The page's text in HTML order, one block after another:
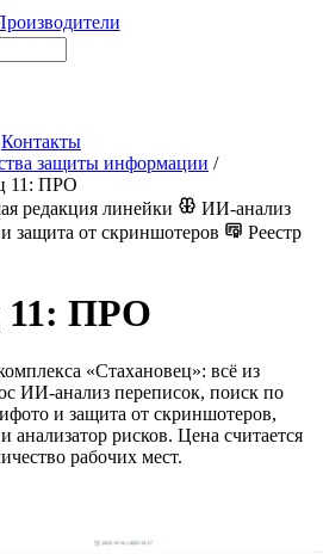
Контакты
защиты информации /
11: ПРО
редакция линейки
ИИ-анализ
защита от скриншотеров
Реестр
11: ПРО
«Стахановец»: всё из
ИИ-анализ переписок, поиск по
и защита от скриншотеров,
анализатор рисков. Цена считается
рабочих мест.